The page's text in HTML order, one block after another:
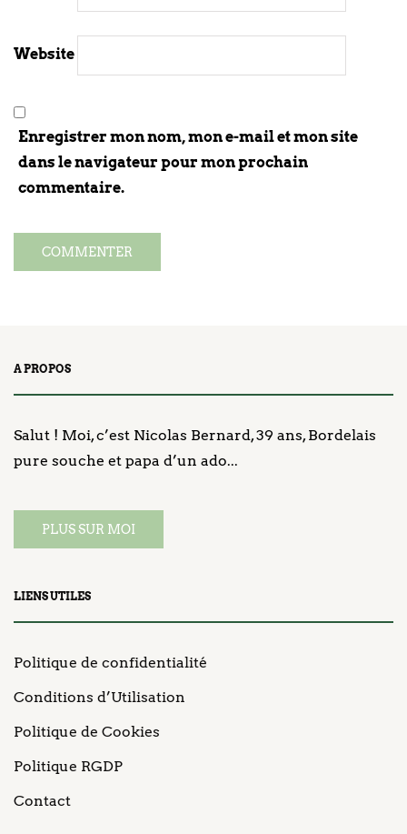
Website
Enregistrer mon nom, mon e-mail et mon site
dans le navigateur pour mon prochain
commentaire.
A PROPOS
Salut ! Moi, c’est Nicolas Bernard, 39 ans, Bordelais
pure souche et papa d’un ado...
PLUS SUR MOI
LIENS UTILES
Politique de confidentialité
Conditions d’Utilisation
Politique de Cookies
Politique RGDP
Contact